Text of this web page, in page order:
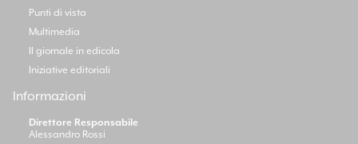
Punti di vista
Multimedia
Il giornale in edicola
Iniziative editoriali
Informazioni
Direttore Responsabile
Alessandro Rossi